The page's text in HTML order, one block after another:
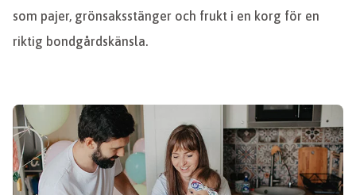
som pajer, grönsaksstänger och frukt i en korg för en
riktig bondgårdskänsla.